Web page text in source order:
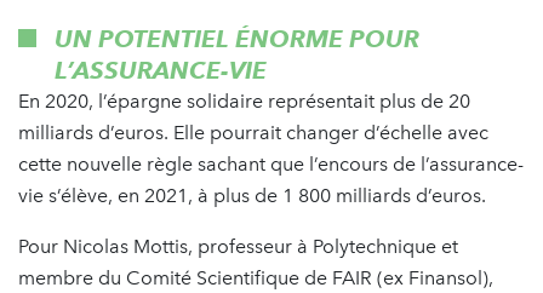
UN POTENTIEL ÉNORME POUR
L’ASSURANCE-VIE
En 2020, l’épargne solidaire représentait plus de 20
milliards d’euros. Elle pourrait changer d’échelle avec
cette nouvelle règle sachant que l’encours de l’assurance-
vie s’élève, en 2021, à plus de 1 800 milliards d’euros.
Pour Nicolas Mottis, professeur à Polytechnique et
membre du Comité Scientifique de FAIR (ex Finansol),